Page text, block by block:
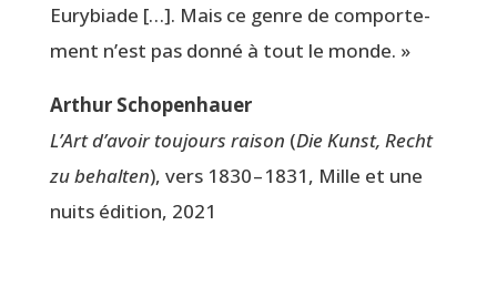
Eury­biade […]. Mais ce genre de com­por­te­
ment n’est pas don­né à tout le monde. »
Arthur Scho­pen­hauer
L’Art d’avoir tou­jours rai­son (Die Kunst, Recht
zu behal­ten), vers 1830 – 1831, Mille et une
nuits édi­tion, 2021